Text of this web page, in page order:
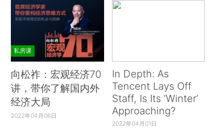
私房课
向松祚：宏观经济70
讲，带你了解国内外
经济大局
2022年04月06日
In Depth: As
Tencent Lays Off
Staff, Is Its ‘Winter’
Approaching?
2022年04月01日